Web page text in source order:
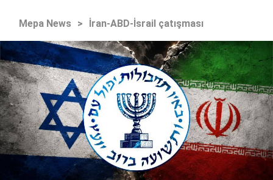
Mepa News > İran-ABD-İsrail çatışması